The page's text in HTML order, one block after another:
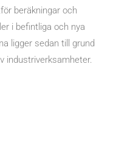
beräkningar och
i befintliga och nya
ligger sedan till grund
industriverksamheter.